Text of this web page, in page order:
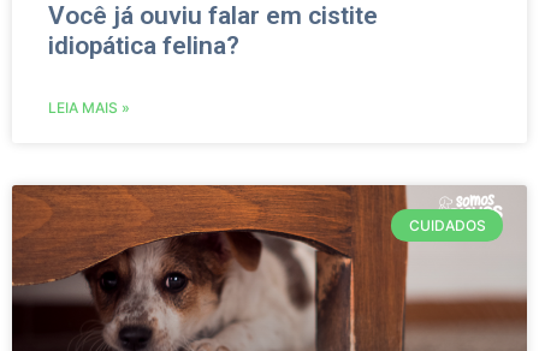
Você já ouviu falar em cistite
idiopática felina?
LEIA MAIS »
CUIDADOS